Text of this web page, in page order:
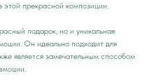
прекрасной композиции.
подарок, но и уникальная
Он идеально подходит для
является замечательным способом